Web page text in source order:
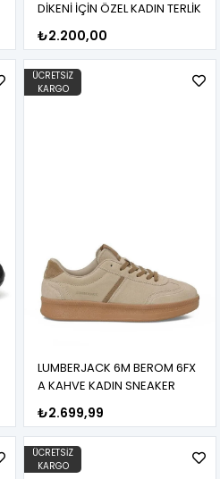
DİKENİ İÇİN ÖZEL KADIN TERLİK
₺2.200,00
LUMBERJACK 6M BEROM 6FX
A KAHVE KADIN SNEAKER
₺2.699,99
ÜCRETSIZ
KARGO
ÜCRETSIZ
KARGO